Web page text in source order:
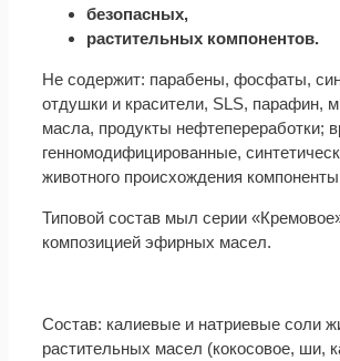
безопасных,
растительных компонентов.
Не содержит: парабены, фосфаты,
отдушки и красители, SLS, парафин,
масла, продукты нефтепереработки;
генномодифицированные,
животного происхождения
Типовой состав мыл серии
композицией эфирных масел.
Состав: калиевые и натриевые соли
растительных масел (кокосовое, ши,